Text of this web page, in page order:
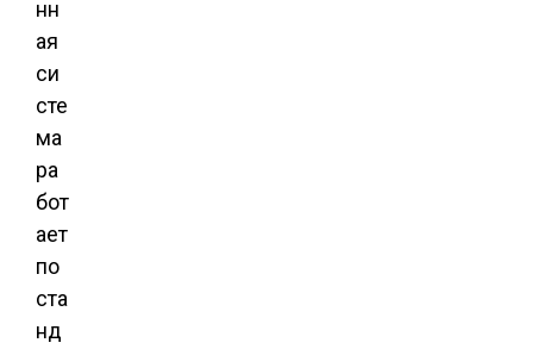
нн
ая
си
сте
ма
ра
бот
ает
по
ста
нд